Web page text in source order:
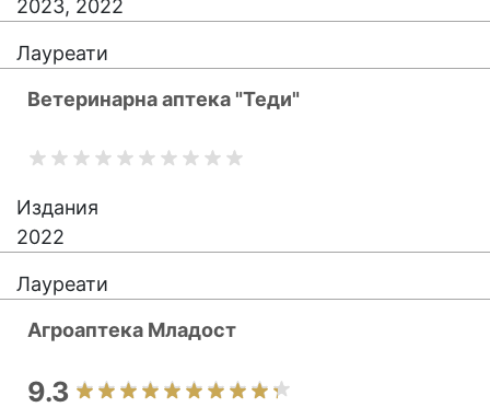
2023, 2022
Лауреати
Ветеринарна аптека "Теди"
Издания
2022
Лауреати
Агроаптека Младост
9.3